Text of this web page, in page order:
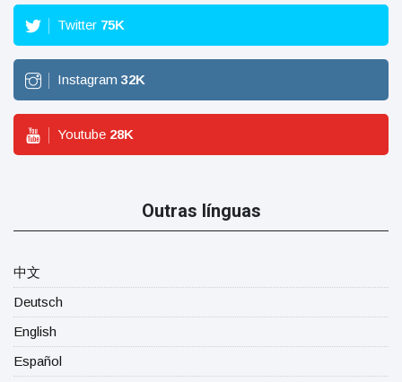
Twitter 75K
Instagram 32K
Youtube 28K
Outras línguas
中文
Deutsch
English
Español